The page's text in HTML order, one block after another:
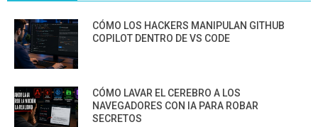
CÓMO LOS HACKERS MANIPULAN GITHUB
COPILOT DENTRO DE VS CODE
CÓMO LAVAR EL CEREBRO A LOS
NAVEGADORES CON IA PARA ROBAR
SECRETOS